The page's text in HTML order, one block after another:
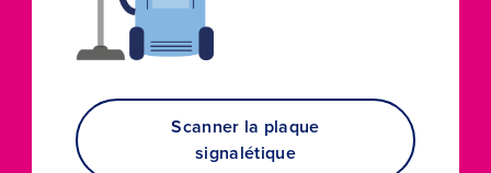
Scanner la plaque
signalétique